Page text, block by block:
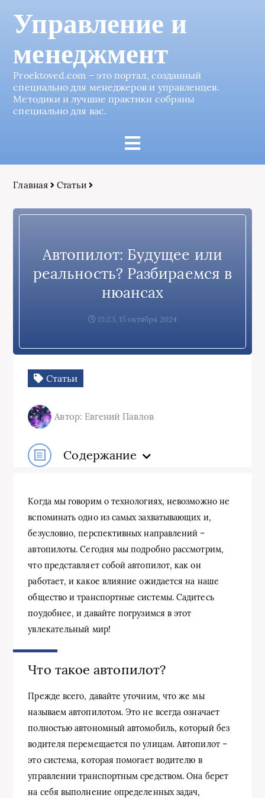
Управление и
менеджмент
Proektoved.com – это портал, созданный
специально для менеджеров и управленцев.
Методики и лучшие практики собраны
специально для вас.
Главная Статьи
Автопилот: Будущее или
реальность? Разбираемся в
нюансах
15:23, 15 октября 2024
Статьи
Автор: Евгений Павлов
Содержание
Когда мы говорим о технологиях, невозможно не
вспоминать одно из самых захватывающих и,
безусловно, перспективных направлений –
автопилоты. Сегодня мы подробно рассмотрим,
что представляет собой автопилот, как он
работает, и какое влияние ожидается на наше
общество и транспортные системы. Садитесь
поудобнее, и давайте погрузимся в этот
увлекательный мир!
Что такое автопилот?
Прежде всего, давайте уточним, что же мы
называем автопилотом. Это не всегда означает
полностью автономный автомобиль, который без
водителя перемещается по улицам. Автопилот –
это система, которая помогает водителю в
управлении транспортным средством. Она берет
на себя выполнение определенных задач,